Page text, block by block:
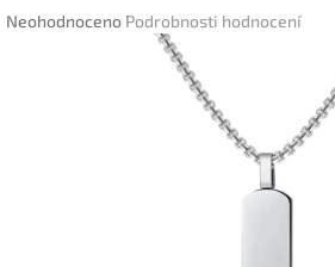
Průměrné
Neohodnoceno Podrobnosti hodnocení